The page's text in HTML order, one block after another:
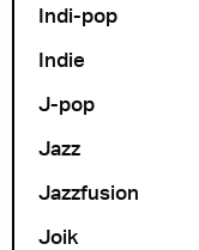
Indi-pop
Indie
J-pop
Jazz
Jazzfusion
Joik
9. desember